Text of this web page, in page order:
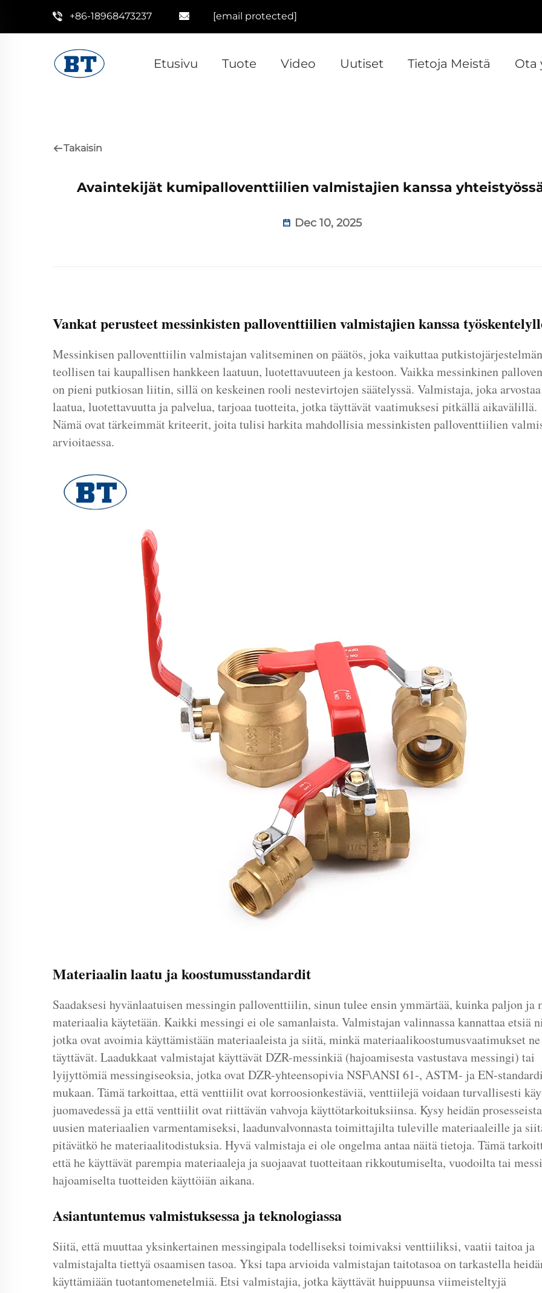
+86-18968473237 [email protected]
Etusivu Tuote Video Uutiset Tietoja Meistä Ota
Takaisin
Avaintekijät kumipalloventtiilien valmistajien kanssa
Dec 10, 2025
Vankat perusteet messinkisten palloventtiilien valmistajien kanssa
Messinkisen palloventtiilin valmistajan valitseminen on päätös, joka vaikuttaa
teollisen tai kaupallisen hankkeen laatuun, luotettavuuteen ja kestoon. Vaikka messinkinen
on pieni putkiosan liitin, sillä on keskeinen rooli nestevirtojen säätelyssä. Valmistaja, joka arvostaa
laatua, luotettavuutta ja palvelua, tarjoaa tuotteita, jotka täyttävät vaatimuksesi pitkällä aikavälillä.
Nämä ovat tärkeimmät kriteerit, joita tulisi harkita mahdollisia messinkisten palloventtiilien
arvioitaessa.
Materiaalin laatu ja koostumusstandardit
Saadaksesi hyvänlaatuisen messingin palloventtiilin, sinun tulee ensin ymmärtää, kuinka paljon ja
materiaalia käytetään. Kaikki messingi ei ole samanlaista. Valmistajan valinnassa kannattaa etsiä
jotka ovat avoimia käyttämistään materiaaleista ja siitä, minkä materiaalikoostumusvaatimukset ne
täyttävät. Laadukkaat valmistajat käyttävät DZR-messinkiä (hajoamisesta vastustava messingi) tai
lyijyttömiä messingiseoksia, jotka ovat DZR-yhteensopivia NSF\ANSI 61-, ASTM- ja EN-
mukaan. Tämä tarkoittaa, että venttiilit ovat korroosionkestäviä, venttiilejä voidaan turvallisesti
juomavedessä ja että venttiilit ovat riittävän vahvoja käyttötarkoituksiinsa. Kysy heidän
uusien materiaalien varmentamiseksi, laadunvalvonnasta toimittajilta tuleville materiaaleille ja
pitävätkö he materiaalitodistuksia. Hyvä valmistaja ei ole ongelma antaa näitä tietoja. Tämä
että he käyttävät parempia materiaaleja ja suojaavat tuotteitaan rikkoutumiselta, vuodoilta tai
hajoamiselta tuotteiden käyttöiän aikana.
Asiantuntemus valmistuksessa ja teknologiassa
Siitä, että muuttaa yksinkertainen messingipala todelliseksi toimivaksi venttiiliksi, vaatii taitoa ja
valmistajalta tiettyä osaamisen tasoa. Yksi tapa arvioida valmistajan taitotasoa on tarkastella
käyttämiään tuotantomenetelmiä. Etsi valmistajia, jotka käyttävät huippuunsa viimeisteltyjä